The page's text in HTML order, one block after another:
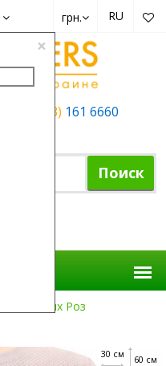
×
RU
грн.
+38 (063) 161 6660
Поиск
25 Розовых Роз
60 см
30 см